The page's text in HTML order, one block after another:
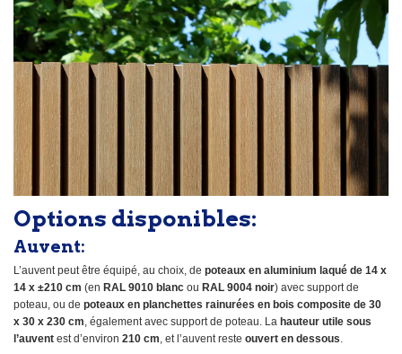
Options disponibles:
Auvent:
L’auvent peut être équipé, au choix, de poteaux en aluminium laqué de 14 x
14 x ±210 cm (en RAL 9010 blanc ou RAL 9004 noir) avec support de
poteau, ou de poteaux en planchettes rainurées en bois composite de 30
x 30 x 230 cm, également avec support de poteau. La hauteur utile sous
l’auvent est d’environ 210 cm, et l’auvent reste ouvert en dessous.